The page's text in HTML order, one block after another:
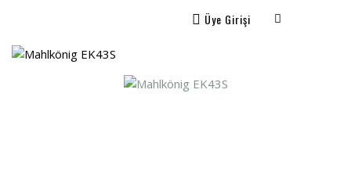
Üye Girişi